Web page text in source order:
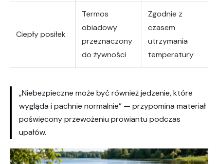
Ciepły posiłek
Termos
obiadowy
przeznaczony
do żywności
Zgodnie z
czasem
utrzymania
temperatury
„Niebezpieczne może być również jedzenie, które
wygląda i pachnie normalnie” — przypomina materiał
poświęcony przewożeniu prowiantu podczas
upałów.